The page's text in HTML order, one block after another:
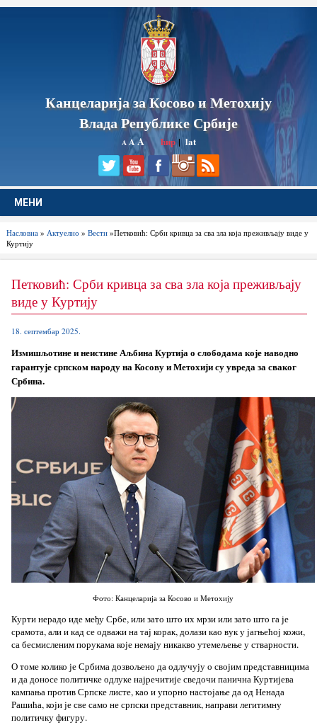
Канцеларија за Косово и Метохију
Влада Републике Србије
A AA ћир|lat
МЕНИ
Насловна» Актуелно » Вести»Петковић: Срби кривца за сва зла која преживљају виде у
Куртију
Петковић: Срби кривца за сва зла која преживљају
виде у Куртију
18. септембар 2025.
Измишљотине и неистине Аљбина Куртија о слободама које наводно
гарантује српском народу на Косову и Метохији су увреда за сваког
Србина.
Фото: Канцеларија за Косово и Метохију
Курти нерадо иде међу Србе, или зато што их мрзи или зато што га је
срамота, али и кад се одважи на тај корак, долази као вук у јагњећој кожи,
са бесмисленим порукама које немају никакво утемељење у стварности.
О томе колико је Србима дозвољено да одлучују о својим представницима
и да доносе политичке одлуке најречитије сведочи панична Куртијева
кампања против Српске листе, као и упорно настојање да од Ненада
Рашића, који је све само не српски представник, направи легитимну
политичку фигуру.